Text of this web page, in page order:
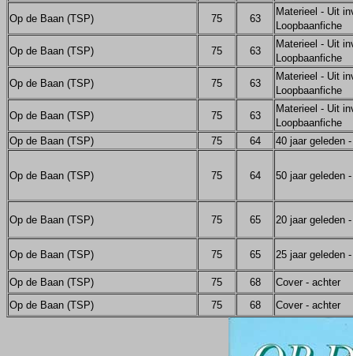
Op de Baan (TSP) 75 63
Materieel - Uit
Loopbaanfiche
Op de Baan (TSP) 75 63
Materieel - Uit
Loopbaanfiche
Op de Baan (TSP) 75 63
Materieel - Uit
Loopbaanfiche
Op de Baan (TSP) 75 63
Materieel - Uit
Loopbaanfiche
Op de Baan (TSP)
75 64 40 jaar geleden
Op de Baan (TSP) 75 64 50 jaar geleden
Op de Baan (TSP) 75 65 20 jaar geleden
Op de Baan (TSP) 75 65 25 jaar geleden
Op de Baan (TSP) 75 68
Cover - achter
Op de Baan (TSP)
75 68 Cover - achter